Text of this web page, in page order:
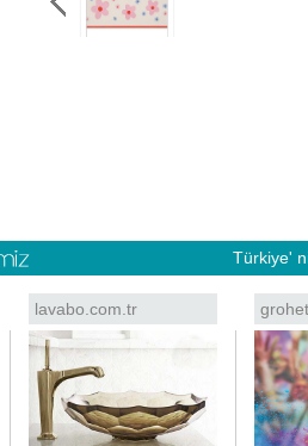
Türkiye'
lavabo.com.tr